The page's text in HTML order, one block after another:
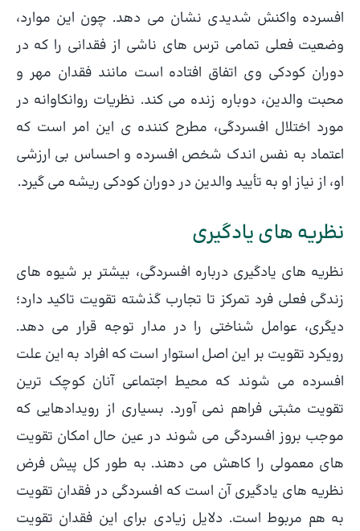
افسرده واکنش شدیدی نشان می دهد. چون این موارد،
وضعیت فعلی تمامی ترس های ناشی از فقدانی را که در
دوران کودکی وی اتفاق افتاده است مانند فقدان مهر و
محبت والدین، دوباره زنده می کند. نظریات روانکاوانه در
مورد اختلال افسردگی، مطرح کننده ی این امر است که
اعتماد به نفس اندک شخص افسرده و احساس بی ارزشی
او، از نیاز او به تأیید والدین در دوران کودکی ریشه می گیرد.
نظریه های یادگیری
نظریه های یادگیری درباره افسردگی، بیشتر بر شیوه های
زندگی فعلی فرد تمرکز تا تجارب گذشته تقویت تاکید دارد؛
دیگری، عوامل شناختی را در مدار توجه قرار می دهد.
رویکرد تقویت بر این اصل استوار است که افراد به این علت
افسرده می شوند که محیط اجتماعی آنان کوچک ترین
تقویت مثبتی فراهم نمی آورد. بسیاری از رویدادهایی که
موجب بروز افسردگی می شوند در عین حال امکان تقویت
های معمولی را کاهش می دهند. به طور کل پیش فرض
نظریه های یادگیری آن است که افسردگی در فقدان تقویت
به هم مربوط است. دلایل زیادی برای این فقدان تقویت